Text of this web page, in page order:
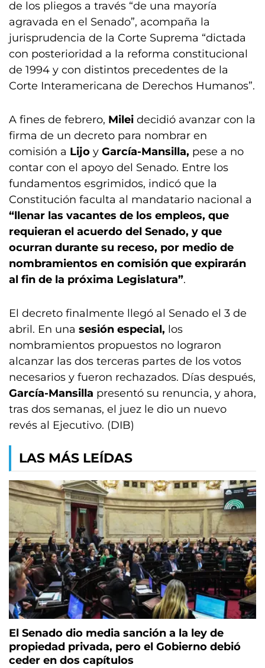
de los pliegos a través “de una mayoría
agravada en el Senado”, acompaña la
jurisprudencia de la Corte Suprema “dictada
con posterioridad a la reforma constitucional
de 1994 y con distintos precedentes de la
Corte Interamericana de Derechos Humanos”.
A fines de febrero, Milei decidió avanzar con la
firma de un decreto para nombrar en
comisión a Lijo y García-Mansilla, pese a no
contar con el apoyo del Senado. Entre los
fundamentos esgrimidos, indicó que la
Constitución faculta al mandatario nacional a
“llenar las vacantes de los empleos, que
requieran el acuerdo del Senado, y que
ocurran durante su receso, por medio de
nombramientos en comisión que expirarán
al fin de la próxima Legislatura”.
El decreto finalmente llegó al Senado el 3 de
abril. En una sesión especial, los
nombramientos propuestos no lograron
alcanzar las dos terceras partes de los votos
necesarios y fueron rechazados. Días después,
García-Mansilla presentó su renuncia, y ahora,
tras dos semanas, el juez le dio un nuevo
revés al Ejecutivo. (DIB)
LAS MÁS LEÍDAS
El Senado dio media sanción a la ley de
propiedad privada, pero el Gobierno debió
ceder en dos capítulos